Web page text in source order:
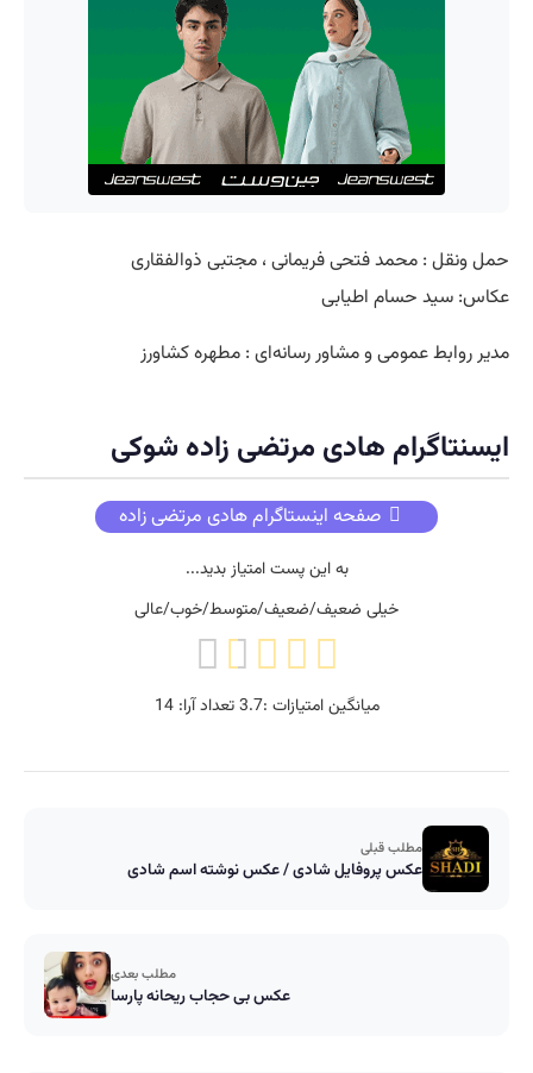
حمل ونقل : محمد فتحی فریمانی ، مجتبی ذوالفقاری
عکاس: سید حسام اطیابی
مدیر روابط عمومی و مشاور رسانه‌ای : مطهره کشاورز
ایسنتاگرام هادی مرتضی زاده شوکی
صفحه اینستاگرام هادی مرتضی زاده
به این پست امتیاز بدید...
خیلی ضعیف/ضعیف/متوسط/خوب/عالی
میانگین امتیازات :3.7تعداد آرا:14
مطلب قبلی
عکس پروفایل شادی / عکس نوشته اسم شادی
مطلب بعدی
عکس بی حجاب ریحانه پارسا